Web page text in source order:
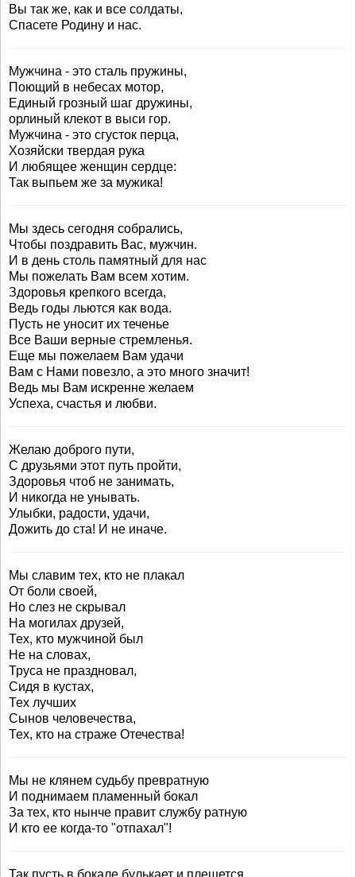
Вы так же, как и все солдаты,
Спасете Родину и нас.
Мужчина - это сталь пружины,
Поющий в небесах мотор,
Единый грозный шаг дружины,
орлиный клекот в выси гор.
Мужчина - это сгусток перца,
Хозяйски твердая рука
И любящее женщин сердце:
Так выпьем же за мужика!
Мы здесь сегодня собрались,
Чтобы поздравить Вас, мужчин.
И в день столь памятный для нас
Мы пожелать Вам всем хотим.
Здоровья крепкого всегда,
Ведь годы льются как вода.
Пусть не уносит их теченье
Все Ваши верные стремленья.
Еще мы пожелаем Вам удачи
Вам с Нами повезло, а это много значит!
Ведь мы Вам искренне желаем
Успеха, счастья и любви.
Желаю доброго пути,
С друзьями этот путь пройти,
Здоровья чтоб не занимать,
И никогда не унывать.
Улыбки, радости, удачи,
Дожить до ста! И не иначе.
Мы славим тех, кто не плакал
От боли своей,
Но слез не скрывал
На могилах друзей,
Тех, кто мужчиной был
Не на словах,
Труса не праздновал,
Сидя в кустах,
Тех лучших
Сынов человечества,
Тех, кто на страже Отечества!
Мы не клянем судьбу превратную
И поднимаем пламенный бокал
За тех, кто нынче правит службу ратную
И кто ее когда-то "отпахал"!
Так пусть в бокале булькает и плещется